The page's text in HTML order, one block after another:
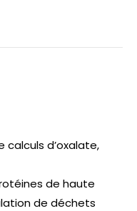
calculs d’oxalate,
de haute
de déchets